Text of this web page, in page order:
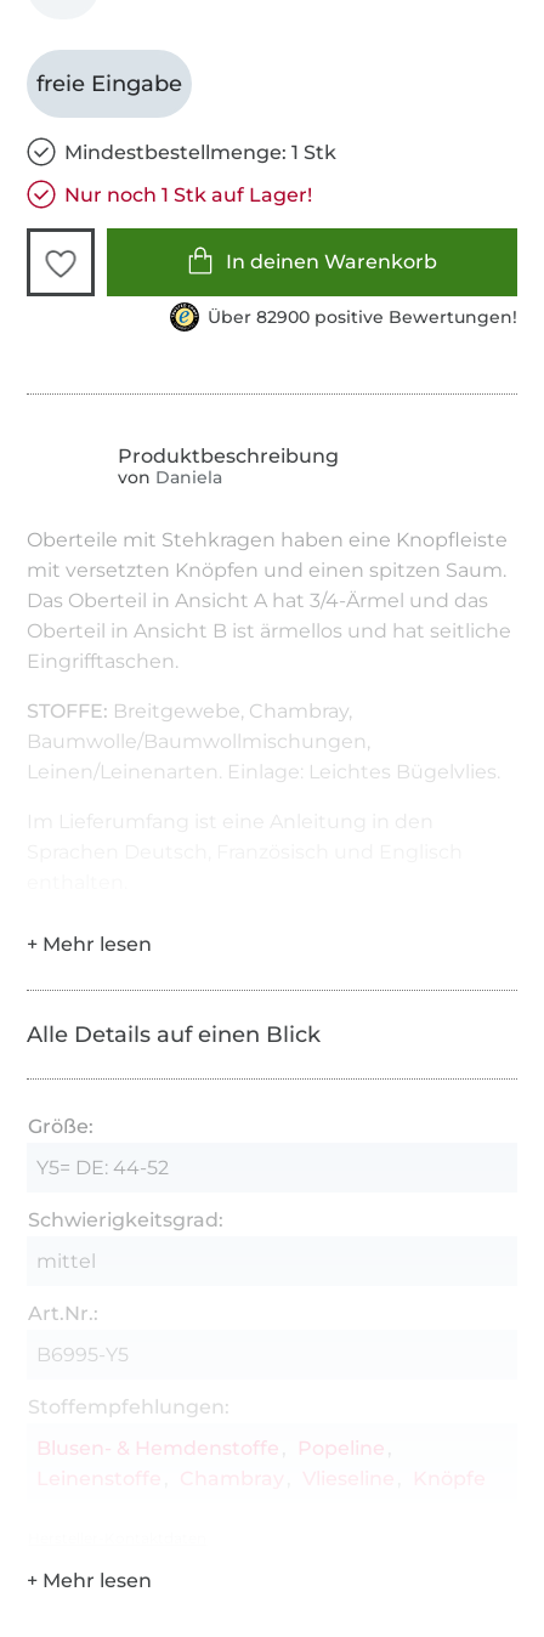
freie Eingabe
Mindestbestellmenge: 1 Stk
Nur noch 1 Stk auf Lager!
In deinen Warenkorb
Über 82900 positive Bewertungen!
von Daniela
Oberteile mit Stehkragen haben eine Knopfleiste
mit versetzten Knöpfen und einen spitzen Saum.
Das Oberteil in Ansicht A hat 3/4-Ärmel und das
Oberteil in Ansicht B ist ärmellos und hat seitliche
Eingrifftaschen.
STOFFE: Breitgewebe, Chambray,
Baumwolle/Baumwollmischungen,
Leinen/Leinenarten. Einlage: Leichtes Bügelvlies.
Im Lieferumfang ist eine Anleitung in den
Alle Details auf einen Blick
Größe:
Y5= DE: 44-52
Schwierigkeitsgrad:
mittel
Art.Nr.:
B6995-Y5
Stoffempfehlungen:
Blusen- & Hemdenstoffe
Popeline